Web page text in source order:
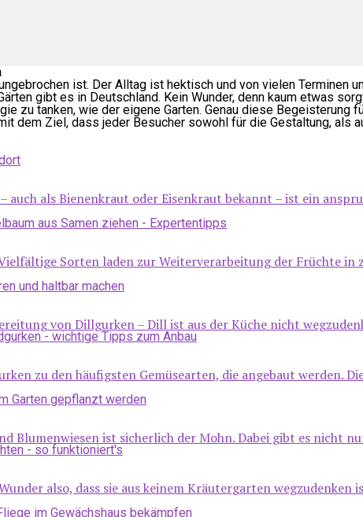
ist. Der Alltag ist hektisch und von vielen Terminen
gibt es in Deutschland. Kein Wunder, denn kaum etwas
zu tanken, wie der eigene Garten. Genau diese
dem Ziel, dass jeder Besucher sowohl für die Gestaltung, als
als Bienenkraut oder Eisenkraut bekannt – ist ein
Sorten laden zur Weiterverarbeitung der Früchte in
von Dillgurken – Dill ist aus der Küche nicht
zu den häufigsten Gemüsearten, die angebaut werden.
Blumenwiesen ist sicherlich der Mohn. Dabei gibt es nicht
also, dass sie aus keinem Kräutergarten